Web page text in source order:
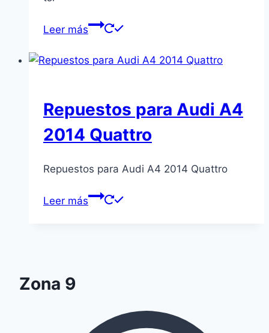
Leer más
Repuestos para Audi A4
2014 Quattro
Repuestos para Audi A4 2014 Quattro
Leer más
Zona 9